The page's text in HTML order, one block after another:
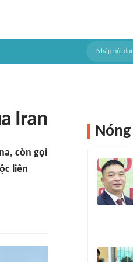
Iran
còn gọi
liên